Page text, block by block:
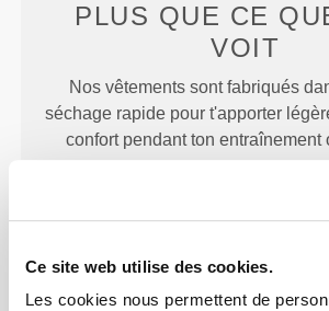
Ce site web utilise des cookies.
Les cookies nous permettent de
PLUS QUE CE
VOIT
Nos vêtements sont fabriqués
séchage rapide pour t'apporter
confort pendant ton entraînement
CONÇU AVEC
TECHNOLOGIE